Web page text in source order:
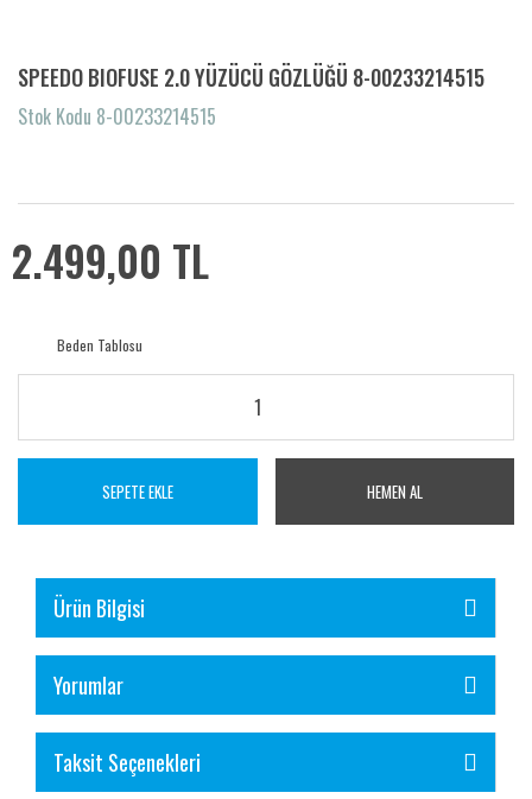
SPEEDO BIOFUSE 2.0 YÜZÜCÜ GÖZLÜĞÜ 8-00233214515
Stok Kodu 8-00233214515
2.499,00 TL
Beden Tablosu
SEPETE EKLE HEMEN AL
Ürün Bilgisi
Yorumlar
Taksit Seçenekleri